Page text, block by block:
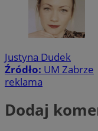
Justyna Dudek
Źródło: UM Zabrze
reklama
Dodaj